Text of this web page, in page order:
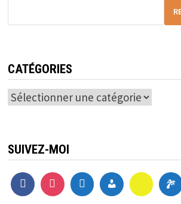
CATÉGORIES
Catégories
SUIVEZ-MOI